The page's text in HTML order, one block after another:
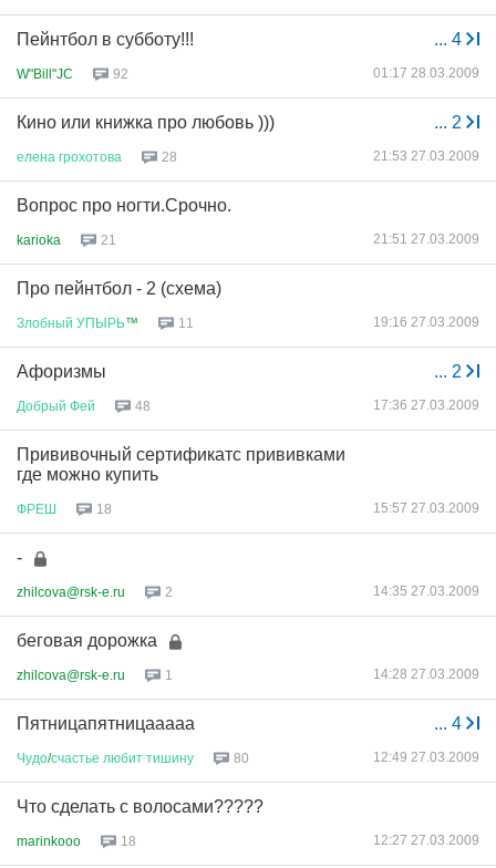
... 4
Пейнтбол в субботу!!!
W"Bill"JC 92 01:17 28.03.2009
... 2
Кино или книжка про любовь )))
елена грохотова 28 21:53 27.03.2009
Вопрос про ногти.Срочно.
karioka 21 21:51 27.03.2009
Про пейнтбол - 2 (схема)
Злобный УПЫРЬ™ 11 19:16 27.03.2009
... 2
Афоризмы
Добрый Фей 48 17:36 27.03.2009
Прививочный сертификатс прививками
где можно купить
ФРЕШ 18 15:57 27.03.2009
-
zhilcova@rsk-e.ru 2 14:35 27.03.2009
беговая дорожка
zhilcova@rsk-e.ru 1 14:28 27.03.2009
... 4
Пятницапятницааааа
Чудо/счастье любит тишину 80 12:49 27.03.2009
Что сделать с волосами?????
marinkooo 18 12:27 27.03.2009